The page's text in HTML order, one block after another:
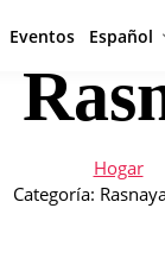
Eventos Español
Hogar
Categoría: